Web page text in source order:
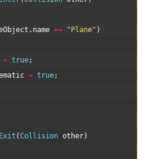
. name == "Plane" )
= true;
= true;
(Collision other)